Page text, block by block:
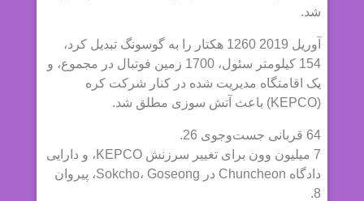
شد.
آوریل 2019 1260 هکتار را به گوسونگ تبدیل کرد،
154 کیلومتر سئول، 1700 زمین فوتبال در مجموع، و
یک اقامتگاه مدیریت شده در کنار شرکت کره
(KEPCO) باعث آتش سوزی مطلق شد.
64 قربانی جست‌وجوی 26.
7 میلیون وون برای تغییر سرزنش KEPCO، و دارایی
دادگاه Chuncheon در Sokcho، Goseong، پیروان
8.